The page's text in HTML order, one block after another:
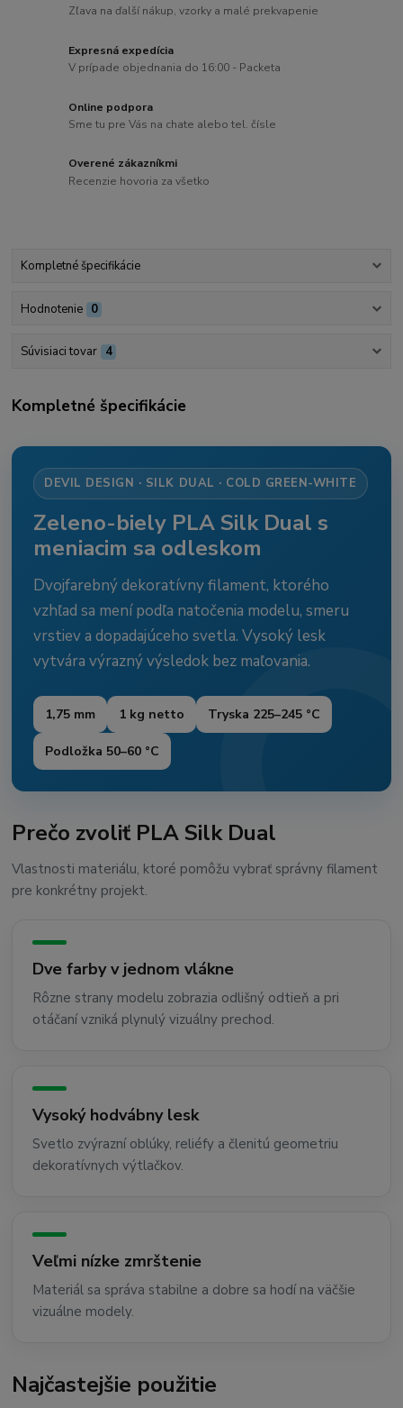
Zľava na ďalší nákup, vzorky a malé prekvapenie
Expresná expedícia
V prípade objednania do 16:00 - Packeta
Online podpora
Sme tu pre Vás na chate alebo tel. čísle
Overené zákazníkmi
Recenzie hovoria za všetko
Kompletné špecifikácie
Hodnotenie 0
Súvisiaci tovar 4
Kompletné špecifikácie
DEVIL DESIGN · SILK DUAL · COLD GREEN-WHITE
Zeleno-biely PLA Silk Dual s
meniacim sa odleskom
Dvojfarebný dekoratívny filament, ktorého
vzhľad sa mení podľa natočenia modelu, smeru
vrstiev a dopadajúceho svetla. Vysoký lesk
vytvára výrazný výsledok bez maľovania.
1,75 mm 1 kg netto Tryska 225–245 °C
Podložka 50–60 °C
Prečo zvoliť PLA Silk Dual
Vlastnosti materiálu, ktoré pomôžu vybrať správny filament
pre konkrétny projekt.
Dve farby v jednom vlákne
Rôzne strany modelu zobrazia odlišný odtieň a pri
otáčaní vzniká plynulý vizuálny prechod.
Vysoký hodvábny lesk
Svetlo zvýrazní oblúky, reliéfy a členitú geometriu
dekoratívnych výtlačkov.
Veľmi nízke zmrštenie
Materiál sa správa stabilne a dobre sa hodí na väčšie
vizuálne modely.
Najčastejšie použitie